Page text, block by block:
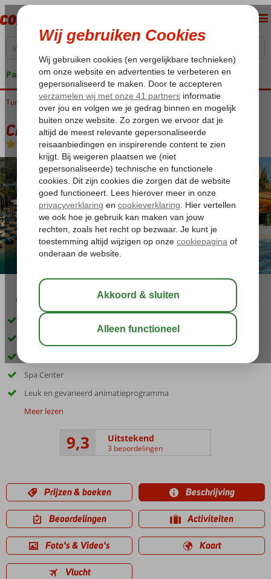
Pakketgarantie
Home
Turkije Egeische kust Bodrum Guvercinlik Crystal Green Bay
Crystal Green Bay
Ultra All Inclusive-Hotel
03:30
Accommodatie met een GSTC erkend duurzaamheidscertificaat
Direct aan het privéstrand
Spa Center
Leuk en gevarieerd animatieprogramma
Meer lezen
9,3 Uitstekend
3 beoordelingen
Prijzen & boeken Beschrijving
Beoordelingen Activiteiten
Foto's & Video's Kaart
Vlucht